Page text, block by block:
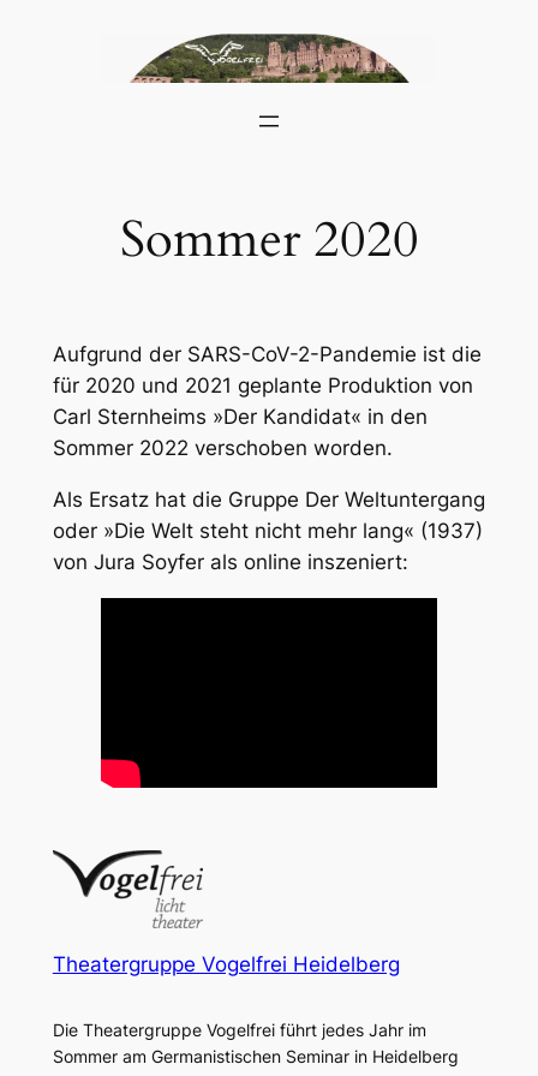
Sommer 2020
Aufgrund der SARS-CoV-2-Pandemie ist die
für 2020 und 2021 geplante Produktion von
Carl Sternheims »Der Kandidat« in den
Sommer 2022 verschoben worden.
Als Ersatz hat die Gruppe Der Weltuntergang
oder »Die Welt steht nicht mehr lang« (1937)
von Jura Soyfer als online inszeniert:
Theatergruppe Vogelfrei Heidelberg
Die Theatergruppe Vogelfrei führt jedes Jahr im
Sommer am Germanistischen Seminar in Heidelberg